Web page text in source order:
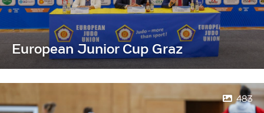
European Junior Cup Graz
483